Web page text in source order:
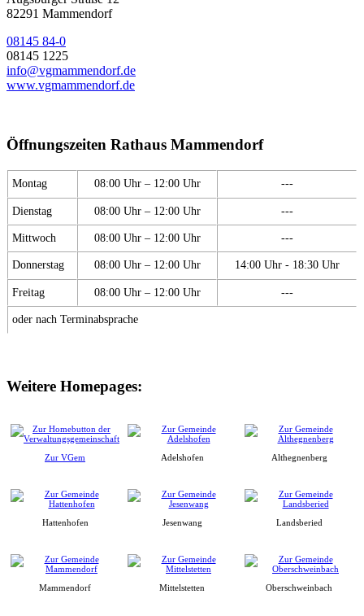
82291 Mammendorf
08145 84-0
08145 1225
info@vgmammendorf.de
www.vgmammendorf.de
Öffnungszeiten Rathaus Mammendorf
Montag 08:00 Uhr – 12:00 Uhr ---
Dienstag 08:00 Uhr – 12:00 Uhr ---
Mittwoch 08:00 Uhr – 12:00 Uhr ---
Donnerstag 08:00 Uhr – 12:00 Uhr 14:00 Uhr - 18:30 Uhr
Freitag 08:00 Uhr – 12:00 Uhr ---
oder nach Terminabsprache
Weitere Homepages:
Zur VGem Adelshofen Althegnenberg
Hattenhofen Jesenwang Landsberied
Mammendorf Mittelstetten Oberschweinbach